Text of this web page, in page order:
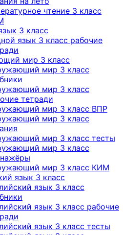
чтение 3 класс
3 класс
язык 3 класс рабочие
мир 3 класс
мир 3 класс
мир 3 класс
тетради
мир 3 класс ВПР
мир 3 класс
мир 3 класс тесты
мир 3 класс
мир 3 класс КИМ
язык 3 класс
язык 3 класс
язык 3 класс рабочие
язык 3 класс тесты